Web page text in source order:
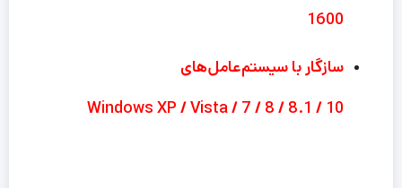
1600
سازگار با سیستم‌عامل‌های
Windows XP / Vista / 7 / 8 / 8.1 / 10